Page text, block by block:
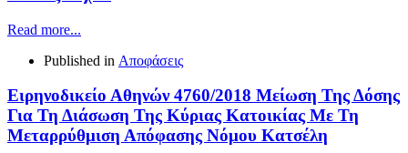
Read more...
Published in Αποφάσεις
Ειρηνοδικείο Αθηνών 4760/2018 Μείωση Της Δόσης
Για Τη Διάσωση Της Κύριας Κατοικίας Με Τη
Μεταρρύθμιση Απόφασης Νόμου Κατσέλη